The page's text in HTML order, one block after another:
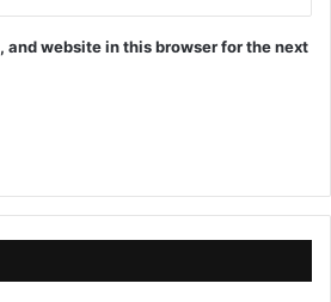
and website in this browser for the next